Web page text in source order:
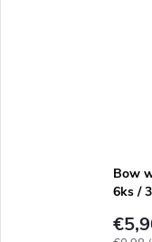
Bow
6ks /